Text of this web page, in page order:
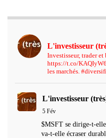
L'investisseur
Investisseur, trader
https://t.co/
les marchés.
L'investisseur
5 Fév
$MSFT se dirige-t-
va-t-elle écraser